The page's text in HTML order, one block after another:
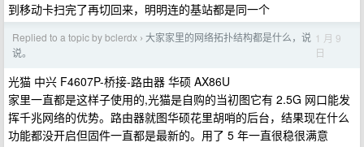
到移动卡扫完了再切回来，明明连的基站都是同一个
Replied to a topic by bclerdx › 大家家里的网络拓扑结构都是什么，说
说。
1 月 9
日
光猫 中兴 F4607P-桥接-路由器 华硕 AX86U
家里一直都是这样子使用的,光猫是自购的当初图它有 2.5G 网口能发
挥千兆网络的优势。路由器就图华硕花里胡哨的后台，结果现在什么
功能都没开启但固件一直都是最新的。用了 5 年一直很稳很满意